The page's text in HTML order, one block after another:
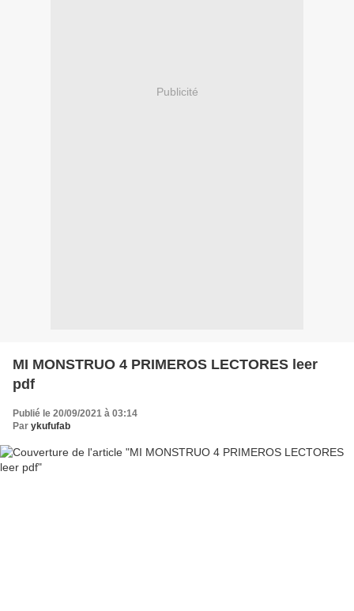
Publicité
MI MONSTRUO 4 PRIMEROS LECTORES leer
pdf
Publié le 20/09/2021 à 03:14
Par ykufufab